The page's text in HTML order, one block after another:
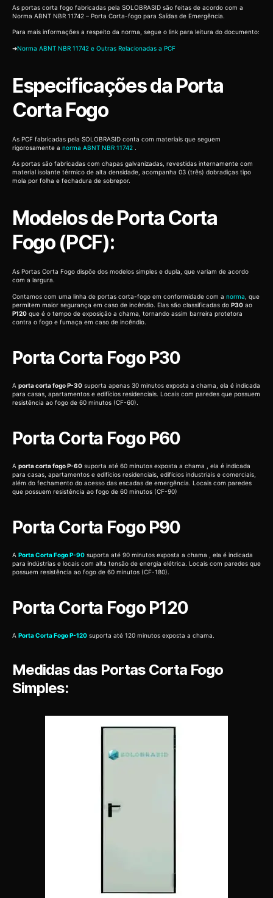
As portas corta fogo fabricadas pela SOLOBRASID são feitas de acordo com a
Norma ABNT NBR 11742 – Porta Corta-fogo para Saídas de Emergência.
Para mais informações a respeito da norma, segue o link para leitura do documento:
➜Norma ABNT NBR 11742 e Outras Relacionadas a PCF
Especificações da Porta
Corta Fogo
As PCF fabricadas pela SOLOBRASID conta com materiais que seguem
rigorosamente a norma ABNT NBR 11742 .
As portas são fabricadas com chapas galvanizadas, revestidas internamente com
material isolante térmico de alta densidade, acompanha 03 (três) dobradiças tipo
mola por folha e fechadura de sobrepor.
Modelos de Porta Corta
Fogo (PCF):
As Portas Corta Fogo dispõe dos modelos simples e dupla, que variam de acordo
com a largura.
Contamos com uma linha de portas corta-fogo em conformidade com a norma , que
permitem maior segurança em caso de incêndio. Elas são classificadas do P30 ao
P120 que é o tempo de exposição a chama, tornando assim barreira protetora
contra o fogo e fumaça em caso de incêndio.
Porta Corta Fogo P30
A porta corta fogo P-30 suporta apenas 30 minutos exposta a chama, ela é indicada
para casas, apartamentos e edifícios residenciais. Locais com paredes que possuem
resistência ao fogo de 60 minutos (CF-60).
Porta Corta Fogo P60
A porta corta fogo P-60 suporta até 60 minutos exposta a chama , ela é indicada
para casas, apartamentos e edifícios residenciais, edifícios industriais e comerciais,
além do fechamento do acesso das escadas de emergência. Locais com paredes
que possuem resistência ao fogo de 60 minutos (CF-90)
Porta Corta Fogo P90
A Porta Corta Fogo P-90 suporta até 90 minutos exposta a chama , ela é indicada
para indústrias e locais com alta tensão de energia elétrica. Locais com paredes que
possuem resistência ao fogo de 60 minutos (CF-180).
Porta Corta Fogo P120
A Porta Corta Fogo P-120 suporta até 120 minutos exposta a chama.
Medidas das Portas Corta Fogo
Simples: